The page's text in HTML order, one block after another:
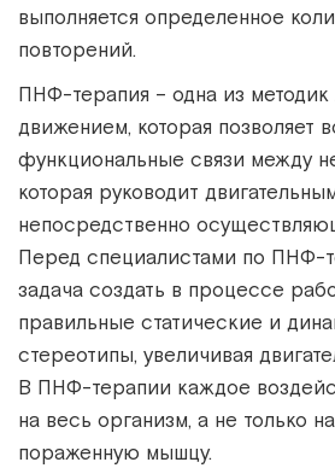
выполняется определенное
повторений.
ПНФ-терапия – одна из методик
движением, которая позволяет
функциональные связи между
которая руководит
непосредственно
Перед специалистами по ПНФ-
задача создать в процессе
правильные статические и
стереотипы, увеличивая
В ПНФ-терапии каждое
на весь организм, а не только
пораженную мышцу.